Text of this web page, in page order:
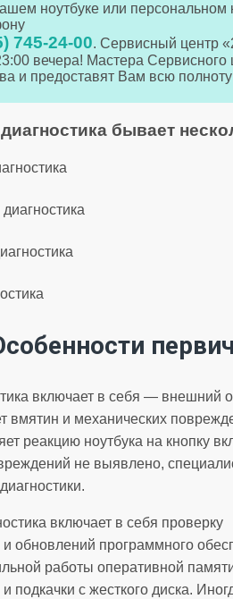
ноутбуке или персональном
745-24-00. Сервисный центр
вечера! Мастера
и предоставят Вам всю
бывает
включает в себя — внешний
вмятин и механических
реакцию ноутбука на кнопку
не выявлено,
включает в себя проверку
и обновлений программного
работы оперативной
подкачки с жесткого диска.